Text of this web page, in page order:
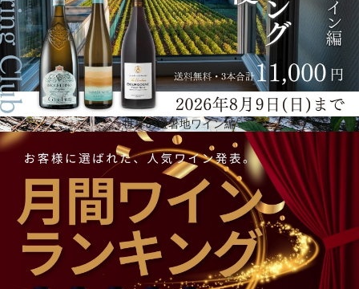
温暖冷涼な気候で、日射に恵まれていますが、冷涼な風によって30℃以下の気温が保たれていま
す。気温の低い夜間によって酸味とアルコールのバランスがとれたワインが造れます。エドモン・
ド・ロートシルト・ヘリテージのマネージングディレクター、ボリス・ブレオーは「私たちはテロ
ワールのポテンシャルを理解し始めたばかり。6年間の経験と発見を経て、アンヌ・エスカルをエス
テートディレクターとして採用し、さらなるステップアップを図っています。アンヌは、フランス
とニュージーランドの二重国籍であり、優れた学歴と専門的なキャリアを持つことから、我々の組
織においてユニークな資産です。」と言います。
世界の避暑地ワイン編